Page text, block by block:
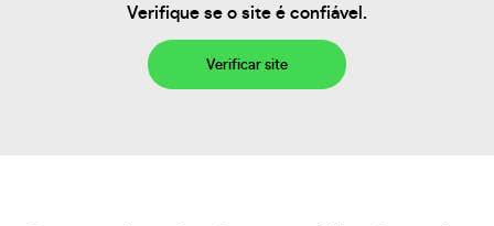
Verifique se o site é confiável.
Verificar site